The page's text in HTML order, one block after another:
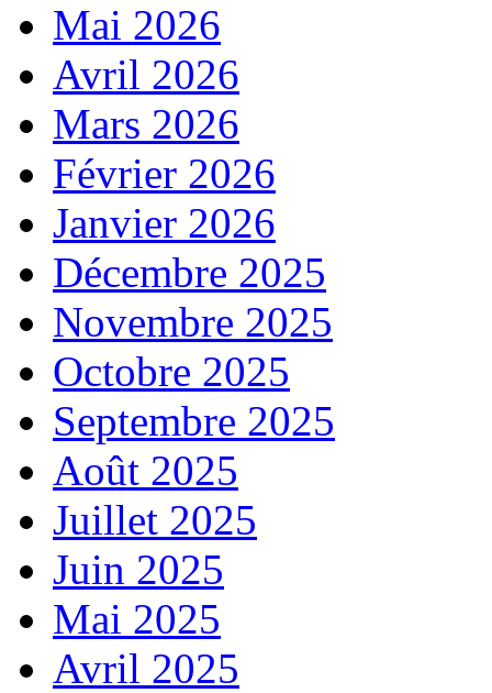
Mai 2026
Avril 2026
Mars 2026
Février 2026
Janvier 2026
Décembre 2025
Novembre 2025
Octobre 2025
Septembre 2025
Août 2025
Juillet 2025
Juin 2025
Mai 2025
Avril 2025